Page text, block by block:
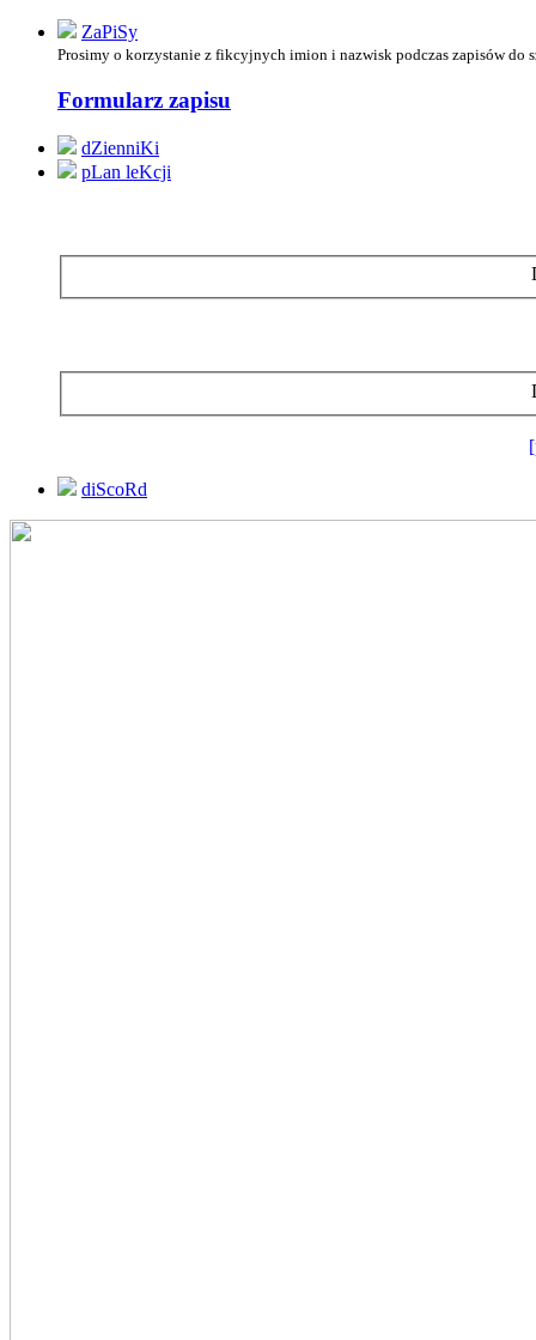
ZaPiSy
Prosimy o korzystanie z fikcyjnych imion i nazwisk podczas zapisów do
Formularz zapisu
dZienniKi
pLan leKcji
diScoRd